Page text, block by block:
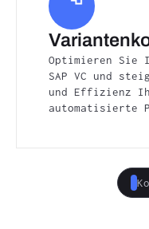
Optimieren Sie
SAP VC und
und Effizienz
automatisierte